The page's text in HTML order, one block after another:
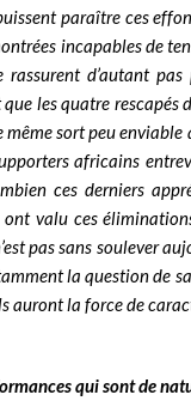
paraître ces
incapables de
rassurent d’autant
les quatre rescapés
même sort peu
africains
ces derniers
valu ces
pas sans soulever
la question de
auront la force de
qui sont de